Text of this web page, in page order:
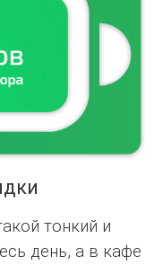
тонкий и
день, а в кафе